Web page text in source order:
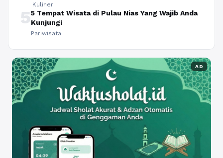
Kuliner
55 Tempat Wisata di Pulau Nias Yang Wajib Anda
Kunjungi
Pariwisata
AD